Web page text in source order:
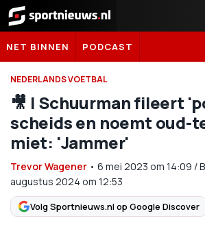
Sportnieuws.nl
NET BINNEN PODCAST
NEDERLANDS VOETBAL
🎥 | Schuurman fileert
scheids en noemt oud-
miet: 'Jammer'
Trevor Wagener • 6 mei 2023 om 14:09 /
augustus 2024 om 12:53
Volg Sportnieuws.nl op Google Discover